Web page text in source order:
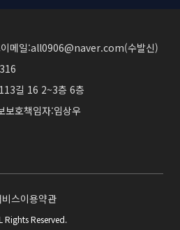
이메일:all0906@naver.com(수발신)
길 16 2~3층 6층
호책임자:임상우
비스이용약관
Rights Reserved.